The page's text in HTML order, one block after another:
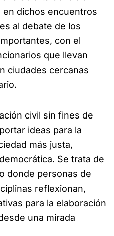
en dichos encuentros
al debate de los
con el
que llevan
ciudades cercanas
civil sin fines de
ideas para la
más justa,
Se trata de
donde personas de
reflexionan,
para la elaboración
una mirada